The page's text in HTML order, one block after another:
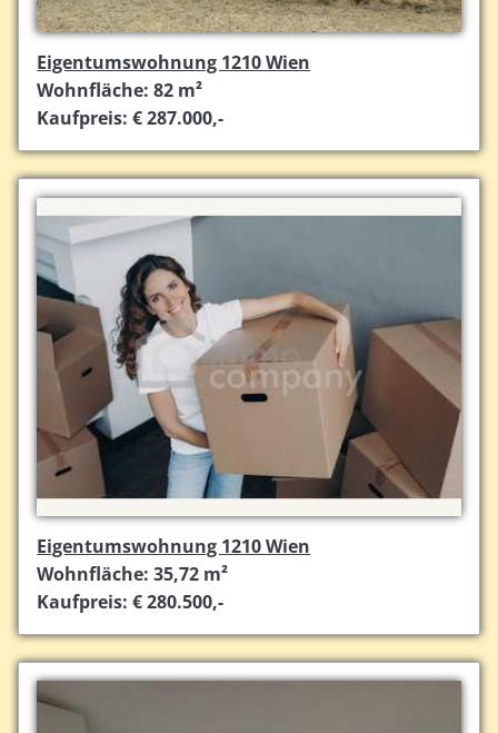
Eigentumswohnung 1210 Wien
Wohnfläche: 82 m²
Kaufpreis: € 287.000,-
Eigentumswohnung 1210 Wien
Wohnfläche: 35,72 m²
Kaufpreis: € 280.500,-